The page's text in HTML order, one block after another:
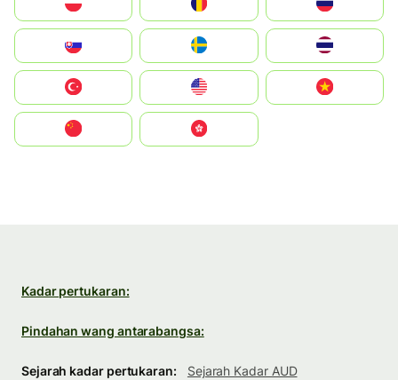
United States
中國香港特別行政區
Kadar pertukaran:
Pindahan wang antarabangsa:
Sejarah kadar pertukaran:
Sejarah Kadar AUD